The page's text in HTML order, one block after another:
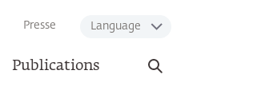
Presse Language
Publications
Ouvrir
la